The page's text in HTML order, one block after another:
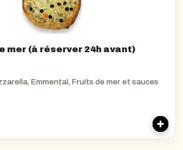
mer (à réserver 24h avant)
Emmental, Fruits de mer et sauces